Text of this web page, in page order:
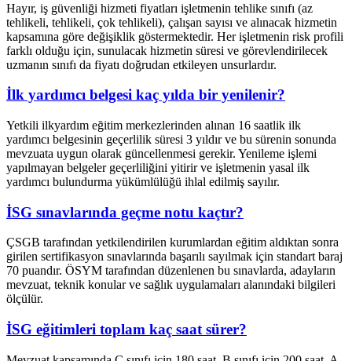
Hayır, iş güvenliği hizmeti fiyatları işletmenin tehlike sınıfı (az
tehlikeli, tehlikeli, çok tehlikeli), çalışan sayısı ve alınacak hizmetin
kapsamına göre değişiklik göstermektedir. Her işletmenin risk profili
farklı olduğu için, sunulacak hizmetin süresi ve görevlendirilecek
uzmanın sınıfı da fiyatı doğrudan etkileyen unsurlardır.
İlk yardımcı belgesi kaç yılda bir yenilenir?
Yetkili ilkyardım eğitim merkezlerinden alınan 16 saatlik ilk
yardımcı belgesinin geçerlilik süresi 3 yıldır ve bu sürenin sonunda
mevzuata uygun olarak güncellenmesi gerekir. Yenileme işlemi
yapılmayan belgeler geçerliliğini yitirir ve işletmenin yasal ilk
yardımcı bulundurma yükümlülüğü ihlal edilmiş sayılır.
İSG sınavlarında geçme notu kaçtır?
ÇSGB tarafından yetkilendirilen kurumlardan eğitim aldıktan sonra
girilen sertifikasyon sınavlarında başarılı sayılmak için standart baraj
70 puandır. ÖSYM tarafından düzenlenen bu sınavlarda, adayların
mevzuat, teknik konular ve sağlık uygulamaları alanındaki bilgileri
ölçülür.
İSG eğitimleri toplam kaç saat sürer?